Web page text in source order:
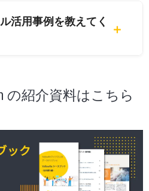
活用事例を教えてく
の紹介資料はこちら